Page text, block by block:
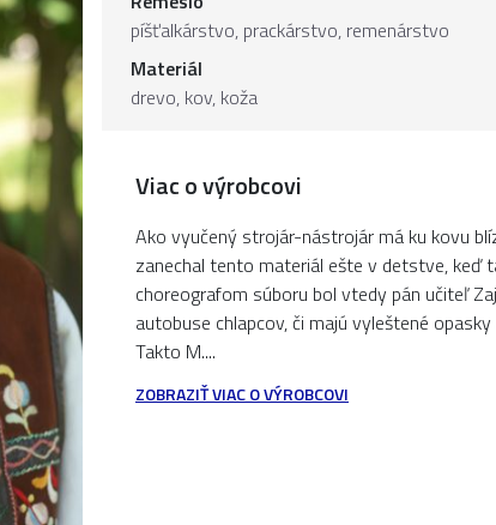
píšťalkárstvo, prackárstvo, remenárstvo
Materiál
drevo, kov, koža
Viac o výrobcovi
Ako vyučený strojár-nástrojár má ku kovu
zanechal tento materiál ešte v detstve, keď
choreografom súboru bol vtedy pán učiteľ
autobuse chlapcov, či majú vyleštené
Takto M....
ZOBRAZIŤ VIAC O VÝROBCOVI